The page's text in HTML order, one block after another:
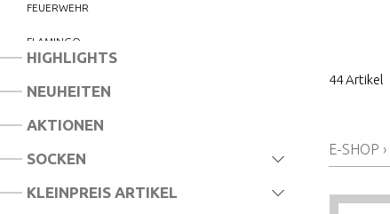
HIGHLIGHTS
NEUHEITEN
AKTIONEN
SOCKEN
KLEINPREIS ARTIKEL
FEUERWEHR
FLAMINGO
44 Artikel
E-SHOP ›